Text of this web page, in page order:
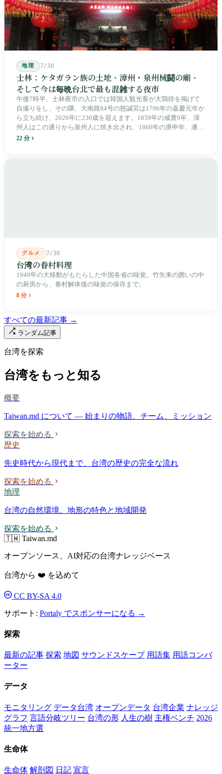
地理 7/30
士林：ケタガラン族の土地、漳州・泉州械闘の廟、
そして今は毎晩台北で最も混雑する夜市
午後7時半、士林夜市の入口では韓国人観光客が大鶏排を掲げて
自撮りをし、その隣、大南路84号の慈諴宮は1796年の嘉慶元年か
ら立ち続け、2026年に230歳を迎えます。1859年の咸豊9年、漳
州人はこの通りから泉州人に焼き出され、1860年の庚申年、潘永
清は下樹林に大東路・大南路・大西路・大北路という四本の整然
22 分
グルメ 7/30
台湾の眷村料理
1949年の大移動がもたらした中国各省の味覚。竹矢来の囲いの中
の厨房から、眷村解体後の味覚の保存まで。
8 分
すべての最新記事 →
ランダム記事
台湾を探索
台湾をもっと知る
概要
Taiwan.md について — 始まりの物語、チーム、ミッション
探索を始める
歴史
先史時代から現代まで、台湾の歴史の完全な流れ
探索を始める
地理
台湾の自然環境、地形の特色と地域開発
探索を始める
🇹🇼 Taiwan.md
オープンソース、AI対応の台湾ナレッジベース
台湾から ❤️ を込めて
CC BY-SA 4.0
サポート: Portaly でスポンサーになる →
探索
最新の記事 探索 地図 サウンドスケープ 用語集 用語コンバ
ーター
データ
モニタリング データ台湾 オープンデータ 台湾企業 ナレッジ
グラフ 言語分岐ツリー 台湾の形 人生の樹 主権ベンチ 2026
統一地方選
生命体
生命体 解剖図 日記 宣言